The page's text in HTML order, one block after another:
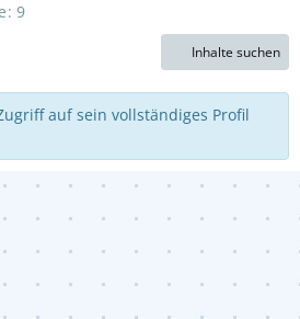
9
Inhalte suchen
auf sein vollständiges Profil